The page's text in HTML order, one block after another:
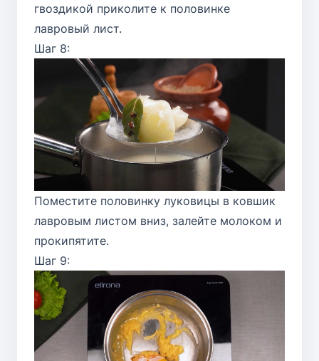
гвоздикой приколите к половинке
лавровый лист.
Шаг 8:
Поместите половинку луковицы в ковшик
лавровым листом вниз, залейте молоком и
прокипятите.
Шаг 9: